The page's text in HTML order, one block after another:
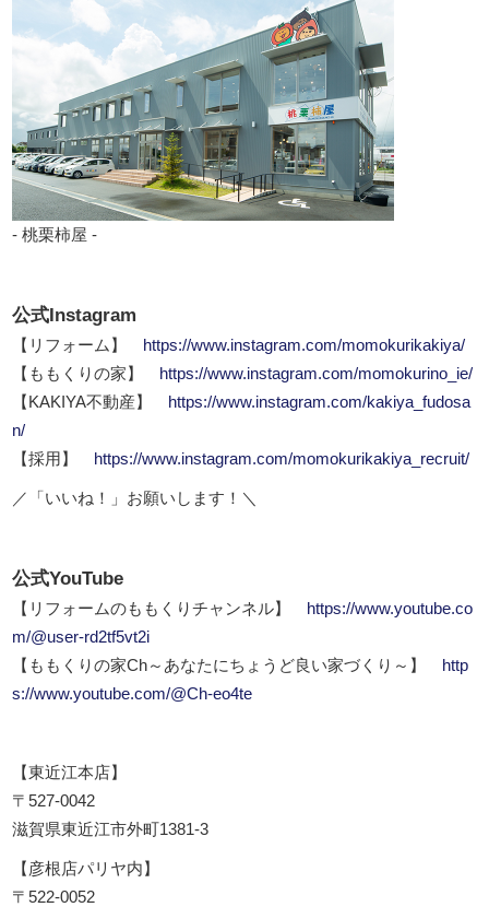
- 桃栗柿屋 -
公式Instagram
【リフォーム】
https://www.instagram.com/momokurikakiya/
【ももくりの家】
https://www.instagram.com/momokurino_ie/
【KAKIYA不動産】
https://www.instagram.com/kakiya_fudosa
n/
【採用】
https://www.instagram.com/momokurikakiya_recruit/
／「いいね！」お願いします！＼
公式YouTube
【リフォームのももくりチャンネル】
https://www.youtube.co
m/@user-rd2tf5vt2i
【ももくりの家Ch～あなたにちょうど良い家づくり～】
http
s://www.youtube.com/@Ch-eo4te
【東近江本店】
〒527-0042
滋賀県東近江市外町1381-3
【彦根店パリヤ内】
〒522-0052